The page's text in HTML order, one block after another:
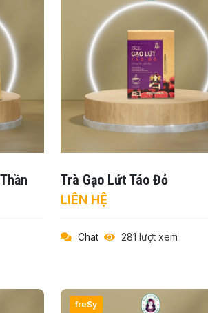
Trà Gạo Lứt Táo Đỏ
LIÊN HỆ
Chat 281 lượt xem
freSy